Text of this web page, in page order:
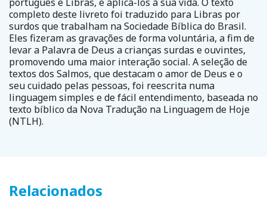
completo deste livreto foi traduzido para Libras por
surdos que trabalham na Sociedade Bíblica do Brasil.
Eles fizeram as gravações de forma voluntária, a fim de
levar a Palavra de Deus a crianças surdas e ouvintes,
promovendo uma maior interação social. A seleção de
textos dos Salmos, que destacam o amor de Deus e o
seu cuidado pelas pessoas, foi reescrita numa
linguagem simples e de fácil entendimento, baseada no
texto bíblico da Nova Tradução na Linguagem de Hoje
(NTLH).
Relacionados